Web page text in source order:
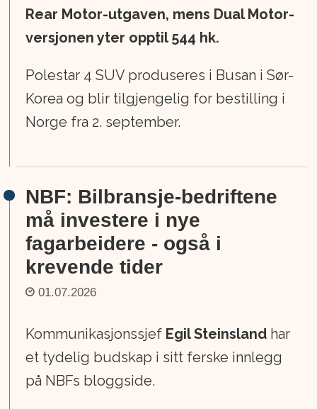
Rear Motor-utgaven, mens Dual Motor-
versjonen yter opptil 544 hk.
Polestar 4 SUV produseres i Busan i Sør-
Korea og blir tilgjengelig for bestilling i
Norge fra 2. september.
NBF: Bilbransje-bedriftene
må investere i nye
fagarbeidere - også i
krevende tider
01.07.2026
Kommunikasjonssjef Egil Steinsland har
et tydelig budskap i sitt ferske innlegg
på NBFs bloggside.